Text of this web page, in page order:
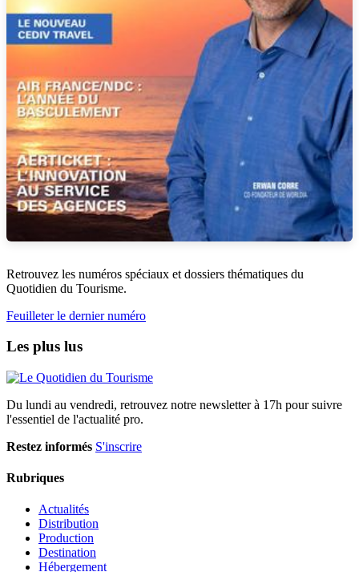
Retrouvez les numéros spéciaux et dossiers thématiques du
Quotidien du Tourisme.
Feuilleter le dernier numéro
Les plus lus
Du lundi au vendredi, retrouvez notre newsletter à 17h pour suivre
l'essentiel de l'actualité pro.
Restez informés S'inscrire
Rubriques
Actualités
Distribution
Production
Destination
Hébergement